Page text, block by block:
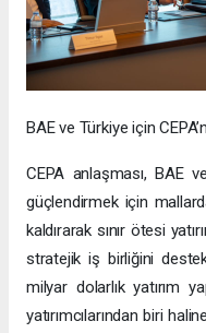
BAE ve Türkiye için
CEPA anlaşması, BAE
güçlendirmek için
kaldırarak sınır ötesi
stratejik iş birliğini
milyar dolarlık yatırım
yatırımcılarından biri